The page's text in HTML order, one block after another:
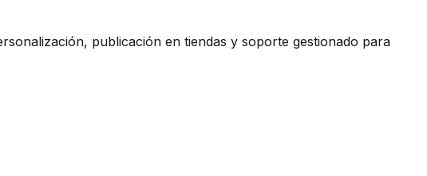
publicación en tiendas y soporte gestionado para